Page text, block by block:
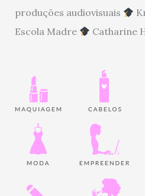
produções audiovisuais
Escola Madre
Catharine